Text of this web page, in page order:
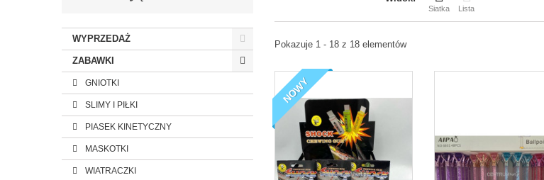
WYPRZEDAŻ
ZABAWKI
GNIOTKI
SLIMY I PIŁKI
PIASEK KINETYCZNY
MASKOTKI
WIATRACZKI
Siatka Lista
Pokazuje 1 - 18 z 18 elementów
NOWY